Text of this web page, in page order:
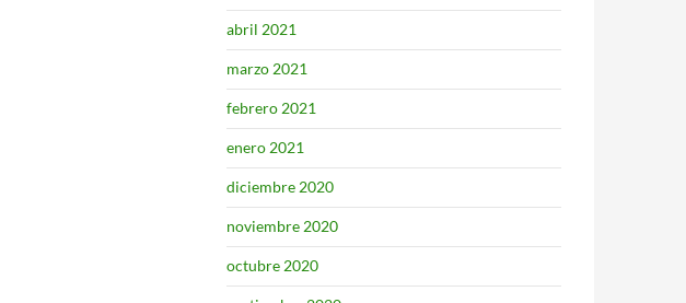
abril 2021
marzo 2021
febrero 2021
enero 2021
diciembre 2020
noviembre 2020
octubre 2020